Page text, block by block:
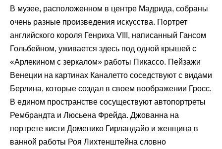
В музее, расположенном в центре Мадрида, собраны
очень разные произведения искусства. Портрет
английского короля Генриха VIII, написанный Гансом
Гольбейном, уживается здесь под одной крышей с
«Арлекином с зеркалом» работы Пикассо. Пейзажи
Венеции на картинах Каналетто соседствуют с видами
Берлина, которые создал в своем воображении Гросс.
В едином пространстве сосуществуют автопортреты
Рембрандта и Люсьена Фрейда. Джованна на
портрете кисти Доменико Гирландайо и женщина в
ванной работы Роя Лихтенштейна словно